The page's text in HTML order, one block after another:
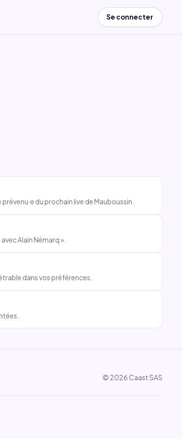
Se connecter
du prochain live de Mauboussin.
Alain Némarq ».
dans vos préférences.
© 2026 Caast SAS